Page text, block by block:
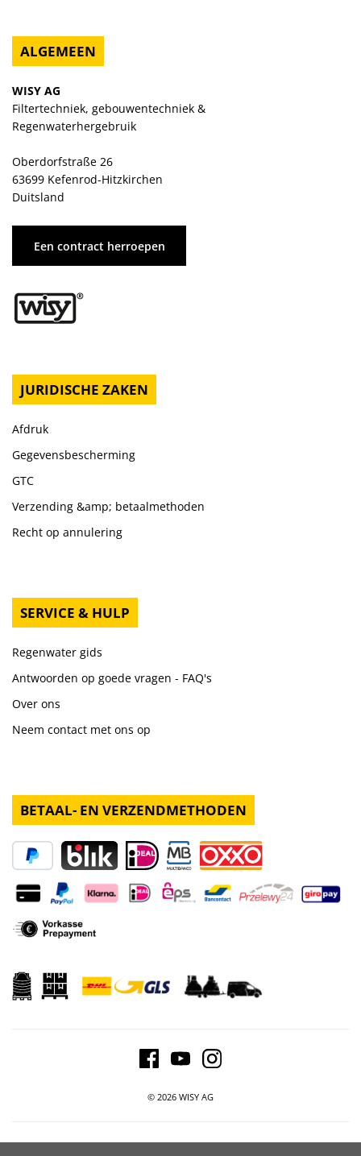
ALGEMEEN
WISY AG
Filtertechniek, gebouwentechniek &
Regenwaterhergebruik
Oberdorfstraße 26
63699 Kefenrod-Hitzkirchen
Duitsland
Een contract herroepen
JURIDISCHE ZAKEN
Afdruk
Gegevensbescherming
GTC
Verzending &amp; betaalmethoden
Recht op annulering
SERVICE & HULP
Regenwater gids
Antwoorden op goede vragen - FAQ's
Over ons
Neem contact met ons op
BETAAL- EN VERZENDMETHODEN
© 2026 WISY AG